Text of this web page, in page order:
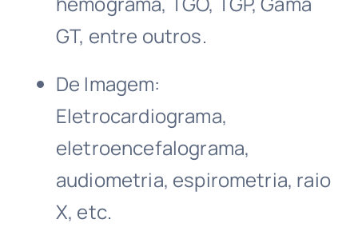
GT, entre outros.
De Imagem:
Eletrocardiograma,
eletroencefalograma,
audiometria, espirometria, raio
X, etc.